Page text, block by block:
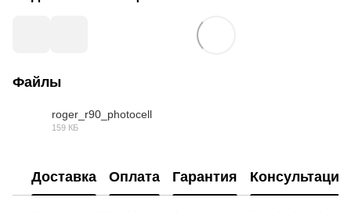
Файлы
roger_r90_photocell
159 КБ
Доставка Оплата Гарантия Консультация